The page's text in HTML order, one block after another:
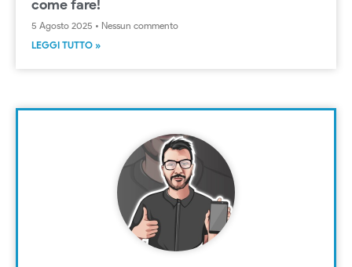
come fare!
5 Agosto 2025
Nessun commento
LEGGI TUTTO »